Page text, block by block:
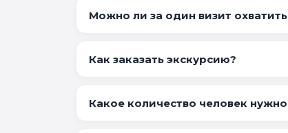
Можно ли за один визит
Как заказать экскурсию?
Какое количество человек нужно